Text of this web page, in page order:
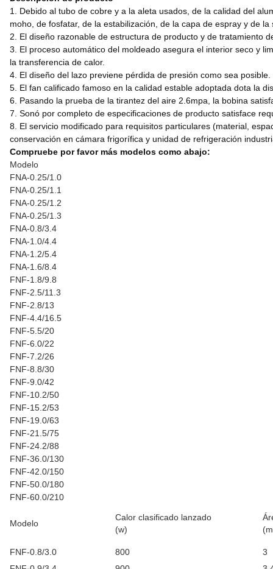
1. Debido al tubo de cobre y a la aleta usados, de la calidad del
moho, de fosfatar, de la estabilización, de la capa de espray y de
2. El diseño razonable de estructura de producto y de tratamiento
3. El proceso automático del moldeado asegura el interior seco y
la transferencia de calor.
4. El diseño del lazo previene pérdida de presión como sea
5. El fan calificado famoso en la calidad estable adoptada dota la
6. Pasando la prueba de la tirantez del aire 2.6mpa, la bobina
7. Sonó por completo de especificaciones de producto satisface
8. El servicio modificado para requisitos particulares (material,
conservación en cámara frigorífica y unidad de refrigeración
Compruebe por favor más modelos como abajo:
Modelo
FNA-0.25/1.0
FNA-0.25/1.1
FNA-0.25/1.2
FNA-0.25/1.3
FNA-0.8/3.4
FNA-1.0/4.4
FNA-1.2/5.4
FNA-1.6/8.4
FNF-1.8/9.8
FNF-2.5/11.3
FNF-2.8/13
FNF-4.4/16.5
FNF-5.5/20
FNF-6.0/22
FNF-7.2/26
FNF-8.8/30
FNF-9.0/42
FNF-10.2/50
FNF-15.2/53
FNF-19.0/63
FNF-21.5/75
FNF-24.2/88
FNF-36.0/130
FNF-42.0/150
FNF-50.0/180
FNF-60.0/210
Modelo
Calor clasificado lanzado
(w)
FNF-0.8/3.0 800
3